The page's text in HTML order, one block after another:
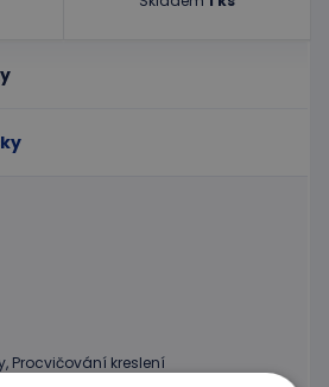
Procvičování kreslení